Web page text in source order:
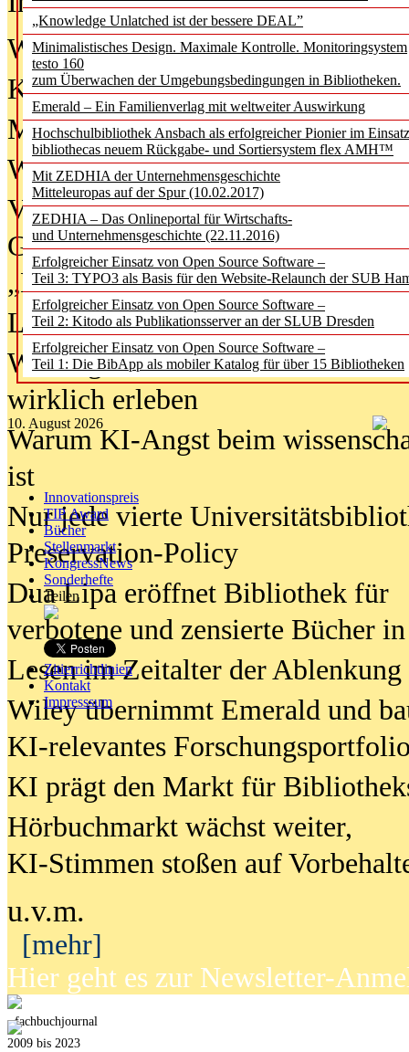
„Knowledge Unlatched ist der bessere DEAL”
Minimalistisches Design. Maximale Kontrolle. Monitoringsystem
testo 160
zum Überwachen der Umgebungsbedingungen in Bibliotheken.
Emerald – Ein Familienverlag mit weltweiter Auswirkung
Hochschulbibliothek Ansbach als erfolgreicher Pionier im
bibliothecas neuem Rückgabe- und Sortiersystem flex AMH™
Mit ZEDHIA der Unternehmensgeschichte
Mitteleuropas auf der Spur (10.02.2017)
ZEDHIA – Das Onlineportal für Wirtschafts-
und Unternehmensgeschichte (22.11.2016)
Erfolgreicher Einsatz von Open Source Software –
Teil 3: TYPO3 als Basis für den Website-Relaunch der SUB
Erfolgreicher Einsatz von Open Source Software –
Teil 2: Kitodo als Publikationsserver an der SLUB Dresden
Erfolgreicher Einsatz von Open Source Software –
Teil 1: Die BibApp als mobiler Katalog für über 15 Bibliotheken
10. August 2026
Innovationspreis
TIP Award
Bücher
Stellenmarkt
KongressNews
Sonderhefte
Teilen
Zitierrichtlinien
Kontakt
Impresssum
Was Hochschul­bibliotheken von
Kinder in der digitalen Welt
Metadaten als Infrastruktur
Wenn Bots katalogisieren
Von Abschlusskleidern bis
Geisterjagd-Ausrüstung in der
„Library of Things“ unterwegs
Lesen als Infrastrukturaufgabe
Wie Jugendliche Social Media
wirklich erleben
Warum KI-Angst beim
ist
Nur jede vierte
Preservation-Policy
Dua Lipa eröffnet Bibliothek für
verbotene und zensierte Bücher
Lesen im Zeitalter der Ablenkung
Wiley übernimmt Emerald und
KI-relevantes
KI prägt den Markt für
Hörbuchmarkt wächst weiter,
KI-Stimmen stoßen auf
u.v.m.
[mehr]
Hier geht es zur Newsletter-
fachbuchjournal
2009 bis 2023